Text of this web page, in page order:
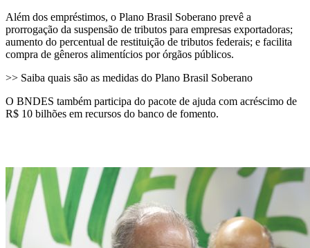
Além dos empréstimos, o Plano Brasil Soberano prevê a
prorrogação da suspensão de tributos para empresas exportadoras;
aumento do percentual de restituição de tributos federais; e facilita
compra de gêneros alimentícios por órgãos públicos.
>> Saiba quais são as medidas do Plano Brasil Soberano
O BNDES também participa do pacote de ajuda com acréscimo de
R$ 10 bilhões em recursos do banco de fomento.